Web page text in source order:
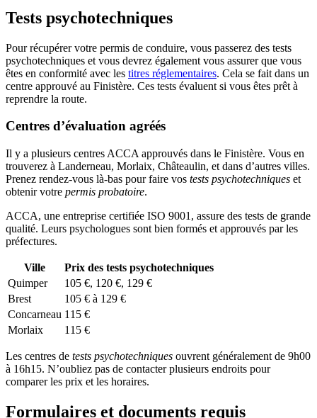
Tests psychotechniques
Pour récupérer votre permis de conduire, vous passerez des tests
psychotechniques et vous devrez également vous assurer que vous
êtes en conformité avec les titres réglementaires. Cela se fait dans un
centre approuvé au Finistère. Ces tests évaluent si vous êtes prêt à
reprendre la route.
Centres d’évaluation agréés
Il y a plusieurs centres ACCA approuvés dans le Finistère. Vous en
trouverez à Landerneau, Morlaix, Châteaulin, et dans d’autres villes.
Prenez rendez-vous là-bas pour faire vos tests psychotechniques et
obtenir votre permis probatoire.
ACCA, une entreprise certifiée ISO 9001, assure des tests de grande
qualité. Leurs psychologues sont bien formés et approuvés par les
préfectures.
Ville
Prix des tests psychotechniques
Quimper
105 €, 120 €, 129 €
Brest
105 € à 129 €
Concarneau 115 €
Morlaix
115 €
Les centres de tests psychotechniques ouvrent généralement de 9h00
à 16h15. N’oubliez pas de contacter plusieurs endroits pour
comparer les prix et les horaires.
Formulaires et documents requis